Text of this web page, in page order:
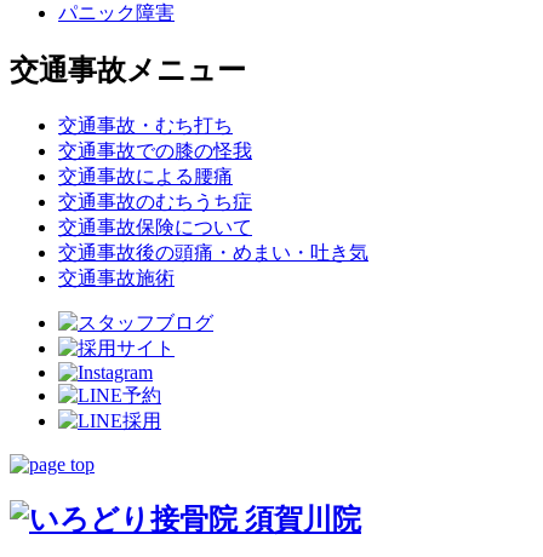
パニック障害
交通事故メニュー
交通事故・むち打ち
交通事故での膝の怪我
交通事故による腰痛
交通事故のむちうち症
交通事故保険について
交通事故後の頭痛・めまい・吐き気
交通事故施術